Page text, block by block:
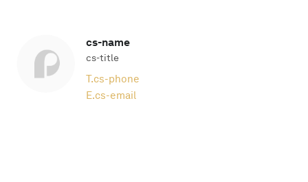
cs-name
cs-title
T.cs-phone
E.cs-email